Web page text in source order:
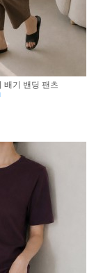
배기 밴딩 팬츠